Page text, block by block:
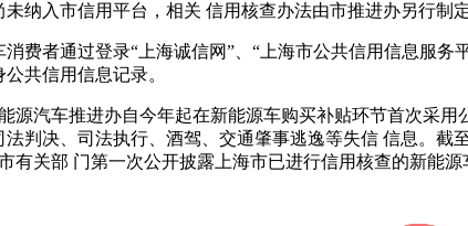
纳入市信用平台，相关 信用核查办法由市推进办另行制定
费者通过登录“上海诚信网”、“上海市公共信用信息服
共信用信息记录。
源汽车推进办自今年起在新能源车购买补贴环节首次采
判决、司法执行、酒驾、交通肇事逃逸等失信 信息。截
有关部 门第一次公开披露上海市已进行信用核查的新能源